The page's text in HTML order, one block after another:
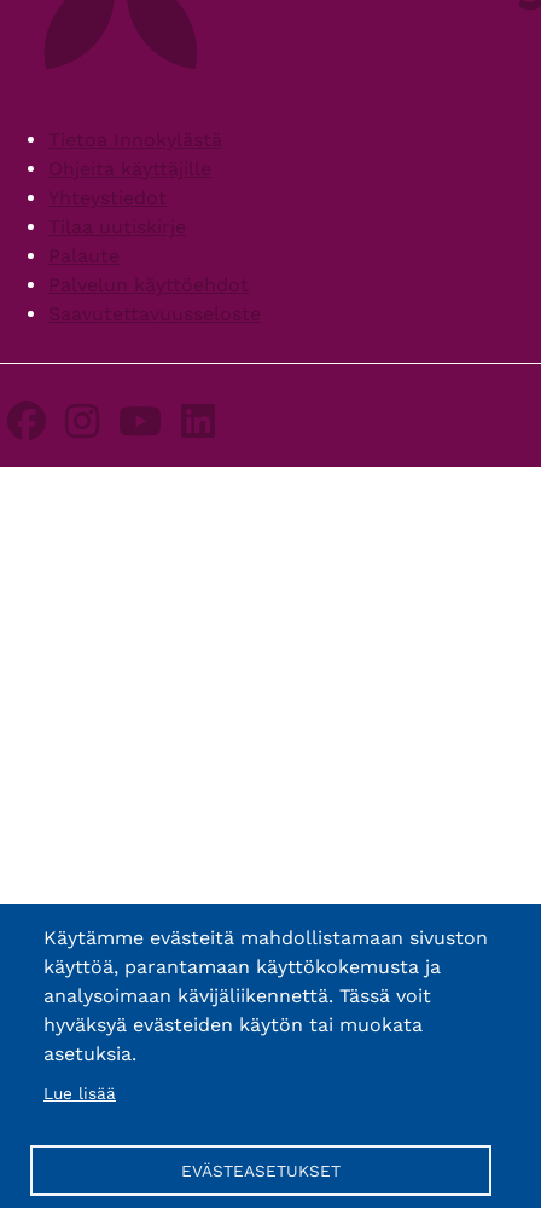
FooterTietoa Innokylästä
Ohjeita käyttäjille
Yhteystiedot
Tilaa uutiskirje
Palaute
Palvelun käyttöehdot
Saavutettavuusseloste
Käytämme evästeitä mahdollistamaan sivuston
käyttöä, parantamaan käyttökokemusta ja
analysoimaan kävijäliikennettä. Tässä voit
hyväksyä evästeiden käytön tai muokata
asetuksia.
Lue lisää
EVÄSTEASETUKSET